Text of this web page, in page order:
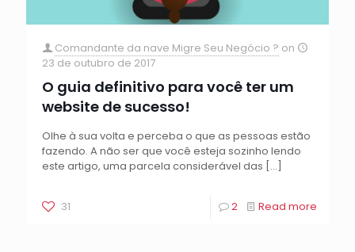
Comandante da nave Migre Seu Negócio ? on
23 de outubro de 2017
O guia definitivo para você ter um
website de sucesso!
Olhe à sua volta e perceba o que as pessoas estão
fazendo. A não ser que você esteja sozinho lendo
este artigo, uma parcela considerável das […]
31 2 Read more